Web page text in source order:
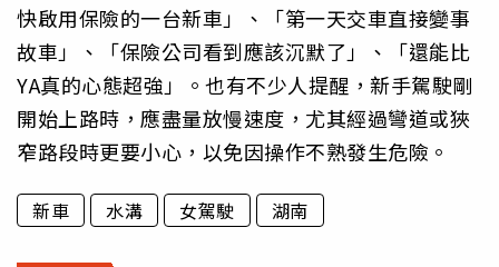
快啟用保險的一台新車」、「第一天交車直接變事
故車」、「保險公司看到應該沉默了」、「還能比
YA真的心態超強」。也有不少人提醒，新手駕駛剛
開始上路時，應盡量放慢速度，尤其經過彎道或狹
窄路段時更要小心，以免因操作不熟發生危險。
新車 水溝 女駕駛 湖南